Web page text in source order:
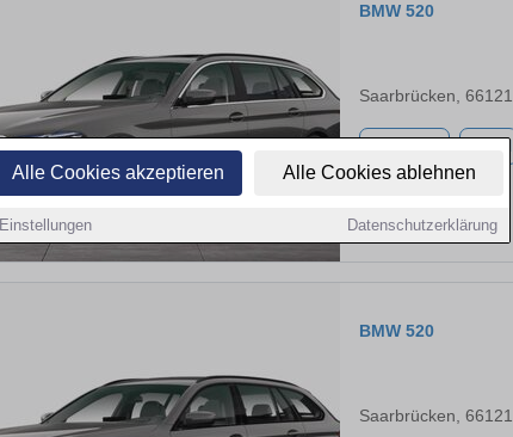
Alle Cookies akzeptieren Alle Cookies ablehnen
Einstellungen Datenschutzerklärung
BMW 520
Saarbrücken, 66121
Diesel
BMW 520
Saarbrücken, 66121